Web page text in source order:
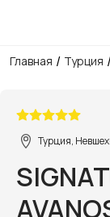
Главная / Турция
Турция,